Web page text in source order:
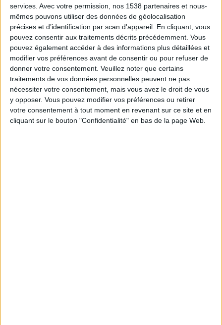
services. Avec votre permission, nos 1538 partenaires et nous-
mêmes pouvons utiliser des données de géolocalisation
précises et d’identification par scan d'appareil. En cliquant, vous
pouvez consentir aux traitements décrits précédemment. Vous
pouvez également accéder à des informations plus détaillées et
modifier vos préférences avant de consentir ou pour refuser de
donner votre consentement. Veuillez noter que certains
traitements de vos données personnelles peuvent ne pas
nécessiter votre consentement, mais vous avez le droit de vous
y opposer. Vous pouvez modifier vos préférences ou retirer
votre consentement à tout moment en revenant sur ce site et en
cliquant sur le bouton "Confidentialité" en bas de la page Web.
Peut-on remplacer la viande par des féculents ?
Consultation diététique du 05/08/2026